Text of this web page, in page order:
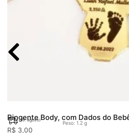
Pingente Body, com Dados do
19. agosto
Peso: 1.2 g
R$ 3,00